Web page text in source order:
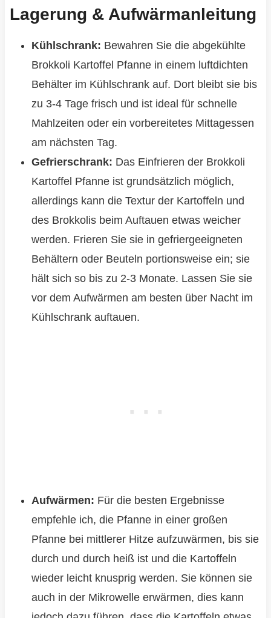
Lagerung & Aufwärmanleitung
Kühlschrank: Bewahren Sie die abgekühlte
Brokkoli Kartoffel Pfanne in einem luftdichten
Behälter im Kühlschrank auf. Dort bleibt sie bis
zu 3-4 Tage frisch und ist ideal für schnelle
Mahlzeiten oder ein vorbereitetes Mittagessen
am nächsten Tag.
Gefrierschrank: Das Einfrieren der Brokkoli
Kartoffel Pfanne ist grundsätzlich möglich,
allerdings kann die Textur der Kartoffeln und
des Brokkolis beim Auftauen etwas weicher
werden. Frieren Sie sie in gefriergeeigneten
Behältern oder Beuteln portionsweise ein; sie
hält sich so bis zu 2-3 Monate. Lassen Sie sie
vor dem Aufwärmen am besten über Nacht im
Kühlschrank auftauen.
Aufwärmen: Für die besten Ergebnisse
empfehle ich, die Pfanne in einer großen
Pfanne bei mittlerer Hitze aufzuwärmen, bis sie
durch und durch heiß ist und die Kartoffeln
wieder leicht knusprig werden. Sie können sie
auch in der Mikrowelle erwärmen, dies kann